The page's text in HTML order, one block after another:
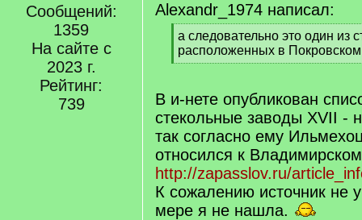
Сообщений:
1359
На сайте с
2023 г.
Рейтинг:
739
Alexandr_1974 написал:
[
q
]
а следовательно это один из
расположенных в Покровском
[
q
]
В и-нете опубликован
стекольные заводы XVII -
так согласно ему
относился к
http://zapasslov.ru/
К сожалению источник не
мере я не нашла.